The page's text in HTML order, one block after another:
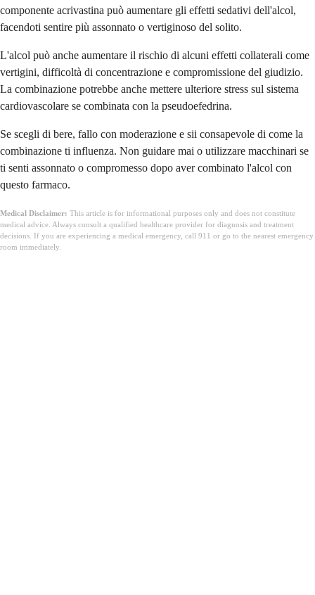
componente acrivastina può aumentare gli effetti sedativi dell'alcol,
facendoti sentire più assonnato o vertiginoso del solito.
L'alcol può anche aumentare il rischio di alcuni effetti collaterali come
vertigini, difficoltà di concentrazione e compromissione del giudizio.
La combinazione potrebbe anche mettere ulteriore stress sul sistema
cardiovascolare se combinata con la pseudoefedrina.
Se scegli di bere, fallo con moderazione e sii consapevole di come la
combinazione ti influenza. Non guidare mai o utilizzare macchinari se
ti senti assonnato o compromesso dopo aver combinato l'alcol con
questo farmaco.
Medical Disclaimer: This article is for informational purposes only and does not constitute
medical advice. Always consult a qualified healthcare provider for diagnosis and treatment
decisions. If you are experiencing a medical emergency, call 911 or go to the nearest emergency
room immediately.